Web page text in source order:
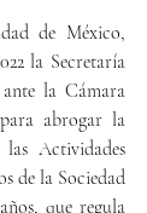
de México,
la Secretaría
la Cámara
abrogar la
Actividades
de la Sociedad
que regula